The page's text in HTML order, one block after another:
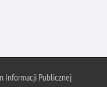
Informacji Publicznej